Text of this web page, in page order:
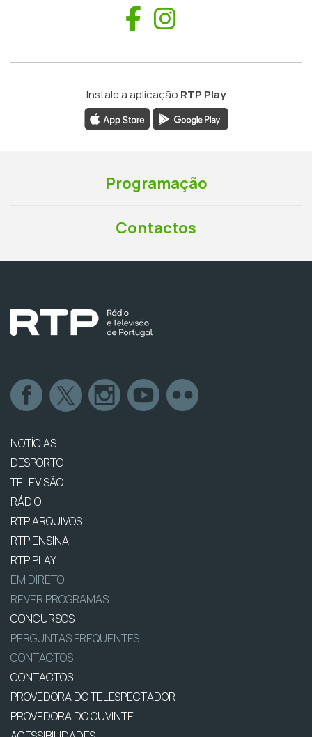
Facebook
Instale a aplicação RTP Play
Programação
Contactos
NOTÍCIAS
DESPORTO
TELEVISÃO
RÁDIO
RTP ARQUIVOS
RTP ENSINA
RTP PLAY
EM DIRETO
REVER PROGRAMAS
CONCURSOS
PERGUNTAS FREQUENTES
CONTACTOS
CONTACTOS
PROVEDORA DO TELESPECTADOR
PROVEDORA DO OUVINTE